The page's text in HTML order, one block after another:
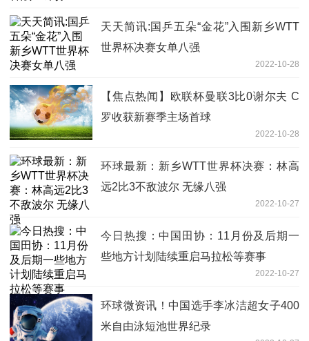
天天简讯:国乒五朵“金花”入围新乡WTT
世界杯决赛女单八强
2022-10-28
【焦点热闻】欧联杯曼联3比0谢尔夫 C
罗收获新赛季主场首球
2022-10-28
环球最新：新乡WTT世界杯决赛：林高
远2比3不敌波尔 无缘八强
2022-10-27
今日热搜：中国田协：11月份及后期一
些地方计划陆续重启马拉松等赛事
2022-10-27
环球微资讯！中国选手李冰洁超女子400
米自由泳短池世界纪录